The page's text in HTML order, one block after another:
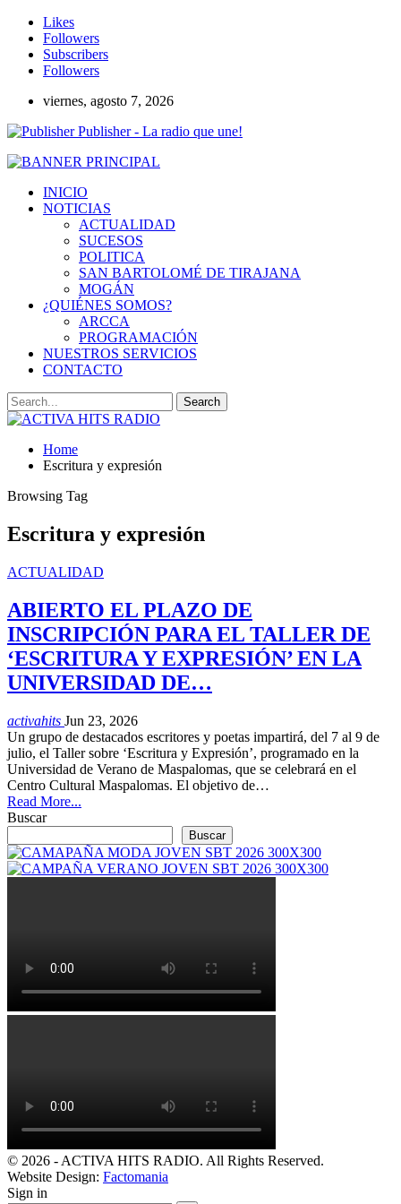
Likes
Followers
Subscribers
Followers
viernes, agosto 7, 2026
Publisher - La radio que une!
INICIO
NOTICIAS
ACTUALIDAD
SUCESOS
POLITICA
SAN BARTOLOMÉ DE TIRAJANA
MOGÁN
¿QUIÉNES SOMOS?
ARCCA
PROGRAMACIÓN
NUESTROS SERVICIOS
CONTACTO
Home
Escritura y expresión
Browsing Tag
Escritura y expresión
ACTUALIDAD
ABIERTO EL PLAZO DE
INSCRIPCIÓN PARA EL TALLER DE
‘ESCRITURA Y EXPRESIÓN’ EN LA
UNIVERSIDAD DE…
activahits Jun 23, 2026
Un grupo de destacados escritores y poetas impartirá, del 7 al 9 de
julio, el Taller sobre ‘Escritura y Expresión’, programado en la
Universidad de Verano de Maspalomas, que se celebrará en el
Centro Cultural Maspalomas. El objetivo de…
Read More...
Buscar
Buscar
© 2026 - ACTIVA HITS RADIO. All Rights Reserved.
Website Design: Factomania
Sign in